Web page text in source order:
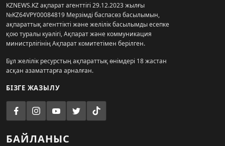
KZNEWS.KZ ақпарат агенттігі 29.12.2023 жылғы
№KZ64VPY00084819 Мерзімді баспасөз басылымын,
ақпараттық агенттікті және желілік басылымды есепке
қою туралы куәлігі, Ақпарат және коммуникация
министрлігінің Ақпарат комитетімен берілген.
Бұл желілік ресурстың ақпараттық өнімдері 18 жастан
асқан азаматтарға арналған.
БІЗГЕ ЖАЗЫЛУ
БАЙЛАНЫС